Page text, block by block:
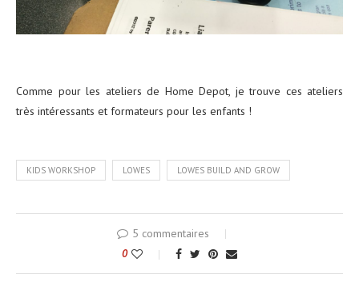
Comme pour les ateliers de Home Depot, je trouve ces ateliers
très intéressants et formateurs pour les enfants !
KIDS WORKSHOP LOWES LOWES BUILD AND GROW
5 commentaires
0